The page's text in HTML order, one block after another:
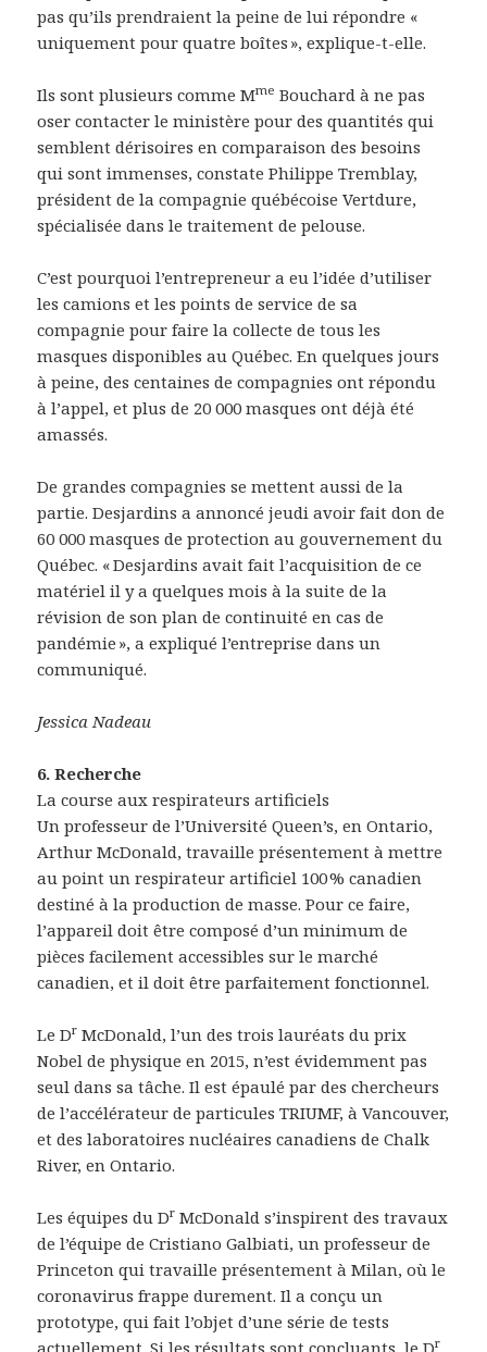
pas qu’ils prendraient la peine de lui répondre «
uniquement pour quatre boîtes », explique-t-elle.
Ils sont plusieurs comme Mme Bouchard à ne pas
oser contacter le ministère pour des quantités qui
semblent dérisoires en comparaison des besoins
qui sont immenses, constate Philippe Tremblay,
président de la compagnie québécoise Vertdure,
spécialisée dans le traitement de pelouse.
C’est pourquoi l’entrepreneur a eu l’idée d’utiliser
les camions et les points de service de sa
compagnie pour faire la collecte de tous les
masques disponibles au Québec. En quelques jours
à peine, des centaines de compagnies ont répondu
à l’appel, et plus de 20 000 masques ont déjà été
amassés.
De grandes compagnies se mettent aussi de la
partie. Desjardins a annoncé jeudi avoir fait don de
60 000 masques de protection au gouvernement du
Québec. « Desjardins avait fait l’acquisition de ce
matériel il y a quelques mois à la suite de la
révision de son plan de continuité en cas de
pandémie », a expliqué l’entreprise dans un
communiqué.
Jessica Nadeau
6. Recherche
La course aux respirateurs artificiels
Un professeur de l’Université Queen’s, en Ontario,
Arthur McDonald, travaille présentement à mettre
au point un respirateur artificiel 100 % canadien
destiné à la production de masse. Pour ce faire,
l’appareil doit être composé d’un minimum de
pièces facilement accessibles sur le marché
canadien, et il doit être parfaitement fonctionnel.
Le Dr McDonald, l’un des trois lauréats du prix
Nobel de physique en 2015, n’est évidemment pas
seul dans sa tâche. Il est épaulé par des chercheurs
de l’accélérateur de particules TRIUMF, à Vancouver,
et des laboratoires nucléaires canadiens de Chalk
River, en Ontario.
Les équipes du Dr McDonald s’inspirent des travaux
de l’équipe de Cristiano Galbiati, un professeur de
Princeton qui travaille présentement à Milan, où le
coronavirus frappe durement. Il a conçu un
prototype, qui fait l’objet d’une série de tests
actuellement. Si les résultats sont concluants, le Dr